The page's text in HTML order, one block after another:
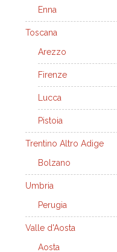
Enna
Toscana
Arezzo
Firenze
Lucca
Pistoia
Trentino Altro Adige
Bolzano
Umbria
Perugia
Valle d'Aosta
Aosta